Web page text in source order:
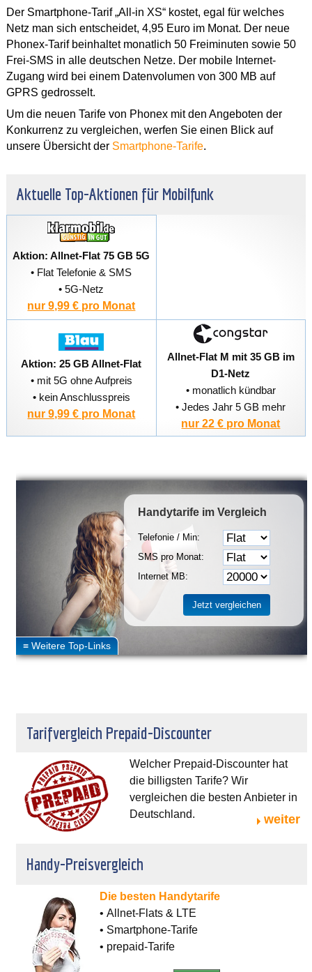
Der Smartphone-Tarif „All-in XS“ kostet, egal für welches
Netz man sich entscheidet, 4,95 Euro im Monat. Der neue
Phonex-Tarif beinhaltet monatlich 50 Freiminuten sowie 50
Frei-SMS in alle deutschen Netze. Der mobile Internet-
Zugang wird bei einem Datenvolumen von 300 MB auf
GPRS gedrosselt.
Um die neuen Tarife von Phonex mit den Angeboten der
Konkurrenz zu vergleichen, werfen Sie einen Blick auf
unsere Übersicht der Smartphone-Tarife.
Aktuelle Top-Aktionen für Mobilfunk
Aktion: Allnet-Flat 75 GB 5G
• Flat Telefonie & SMS
• 5G-Netz
nur 9,99 € pro Monat
Aktion: 25 GB Allnet-Flat
• mit 5G ohne Aufpreis
• kein Anschlusspreis
nur 9,99 € pro Monat
Allnet-Flat M mit 35 GB im
D1-Netz
• monatlich kündbar
• Jedes Jahr 5 GB mehr
nur 22 € pro Monat
Handytarife im Vergleich
Telefonie / Min:
SMS pro Monat:
Internet MB:
Tarifvergleich Prepaid-Discounter
Welcher Prepaid-Discounter hat
die billigsten Tarife? Wir
vergleichen die besten Anbieter in
Deutschland.
weiter
Handy-Preisvergleich
Die besten Handytarife
• Allnet-Flats & LTE
• Smartphone-Tarife
• prepaid-Tarife